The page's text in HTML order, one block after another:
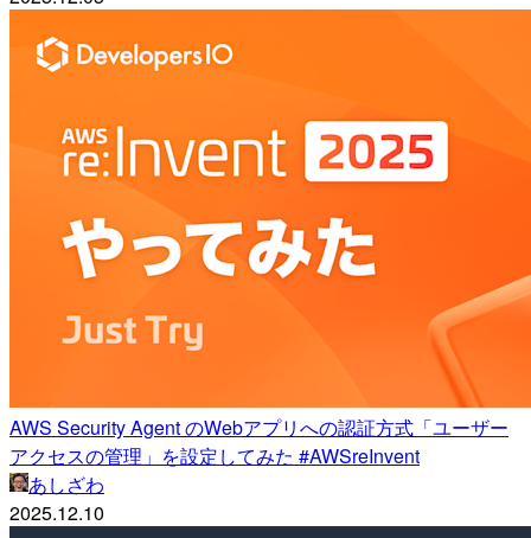
AWS Security Agent のWebアプリへの認証方式「ユーザー
アクセスの管理」を設定してみた #AWSreInvent
あしざわ
2025.12.10